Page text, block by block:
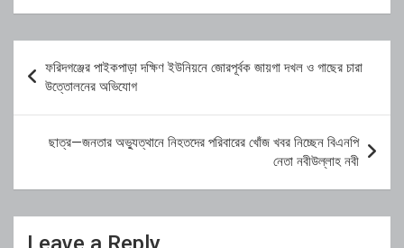
navigation
ফরিদগঞ্জের পাইকপাড়া দক্ষিণ ইউনিয়নে জোরপূর্বক জায়গা দখল ও গাছের চারা
উত্তোলনের অভিযোগ
ছাত্র—জনতার অভ্যুত্থানে নিহতদের পরিবারের খোঁজ খবর নিচ্ছেন বিএনপি
নেতা নবীউল্লাহ নবী